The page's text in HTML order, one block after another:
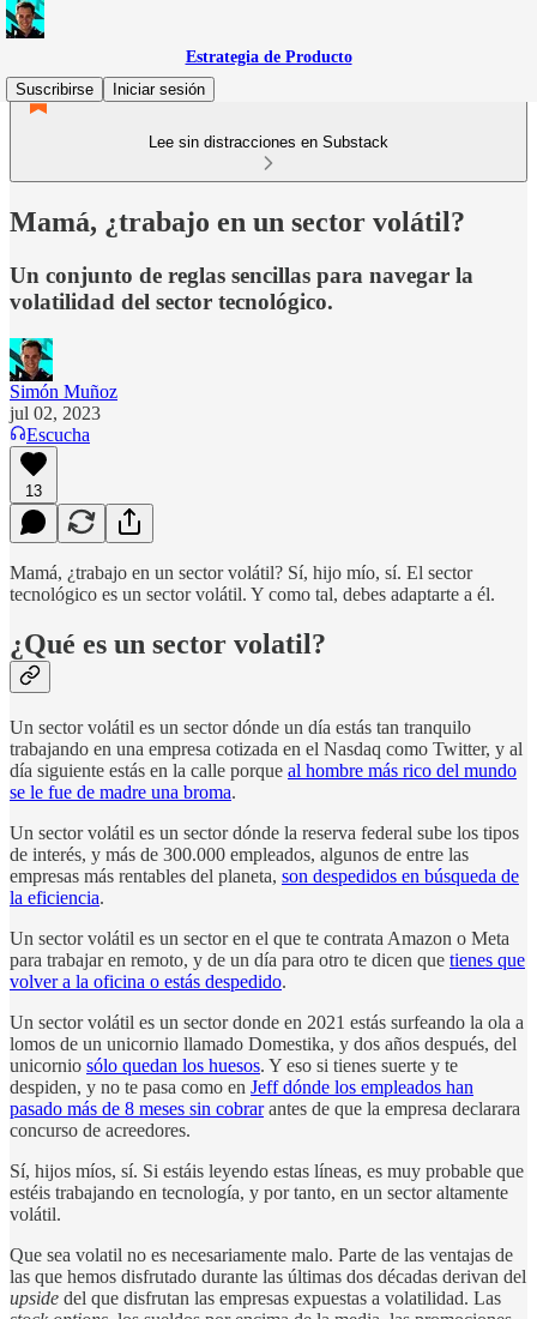
Estrategia de Producto
Suscribirse
Iniciar sesión
Lee sin distracciones en Substack
Mamá, ¿trabajo en un sector volátil?
Un conjunto de reglas sencillas para navegar la
volatilidad del sector tecnológico.
Simón Muñoz
jul 02, 2023
Escucha
13
Mamá, ¿trabajo en un sector volátil? Sí, hijo mío, sí. El sector
tecnológico es un sector volátil. Y como tal, debes adaptarte a él.
¿Qué es un sector volatil?
Un sector volátil es un sector dónde un día estás tan tranquilo
trabajando en una empresa cotizada en el Nasdaq como Twitter, y al
día siguiente estás en la calle porque al hombre más rico del mundo
se le fue de madre una broma.
Un sector volátil es un sector dónde la reserva federal sube los tipos
de interés, y más de 300.000 empleados, algunos de entre las
empresas más rentables del planeta, son despedidos en búsqueda de
la eficiencia.
Un sector volátil es un sector en el que te contrata Amazon o Meta
para trabajar en remoto, y de un día para otro te dicen que tienes que
volver a la oficina o estás despedido.
Un sector volátil es un sector donde en 2021 estás surfeando la ola a
lomos de un unicornio llamado Domestika, y dos años después, del
unicornio sólo quedan los huesos. Y eso si tienes suerte y te
despiden, y no te pasa como en Jeff dónde los empleados han
pasado más de 8 meses sin cobrarantes de que la empresa declarara
concurso de acreedores.
Sí, hijos míos, sí. Si estáis leyendo estas líneas, es muy probable que
estéis trabajando en tecnología, y por tanto, en un sector altamente
volátil.
Que sea volatil no es necesariamente malo. Parte de las ventajas de
las que hemos disfrutado durante las últimas dos décadas derivan del
upside del que disfrutan las empresas expuestas a volatilidad. Las